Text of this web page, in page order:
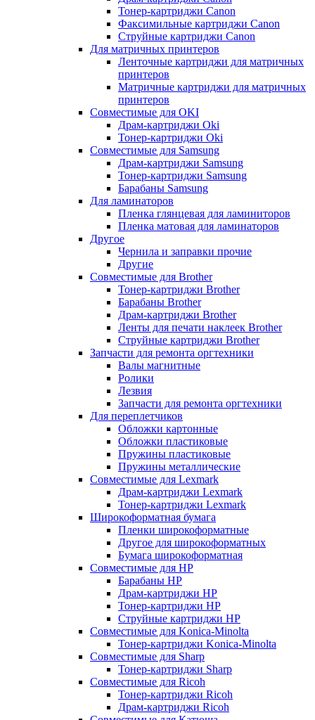
Тонер-картриджи Canon
Факсимильные картриджи Canon
Струйные картриджи Canon
Для матричных принтеров
Ленточные картриджи для матричных
принтеров
Матричные картриджи для матричных
принтеров
Совместимые для OKI
Драм-картриджи Oki
Тонер-картриджи Oki
Совместимые для Samsung
Драм-картриджи Samsung
Тонер-картриджи Samsung
Барабаны Samsung
Для ламинаторов
Пленка глянцевая для ламиниторов
Пленка матовая для ламинаторов
Другое
Чернила и заправки прочие
Другие
Совместимые для Brother
Тонер-картриджи Brother
Барабаны Brother
Драм-картриджи Brother
Ленты для печати наклеек Brother
Струйные картриджи Brother
Запчасти для ремонта оргтехники
Валы магнитные
Ролики
Лезвия
Запчасти для ремонта оргтехники
Для переплетчиков
Обложки картонные
Обложки пластиковые
Пружины пластиковые
Пружины металлические
Совместимые для Lexmark
Драм-картриджи Lexmark
Тонер-картриджи Lexmark
Широкоформатная бумага
Пленки широкоформатные
Другое для широкоформатных
Бумага широкоформатная
Совместимые для HP
Барабаны HP
Драм-картриджи HP
Тонер-картриджи HP
Струйные картриджи HP
Совместимые для Konica-Minolta
Тонер-картриджи Konica-Minolta
Совместимые для Sharp
Тонер-картриджи Sharp
Совместимые для Ricoh
Тонер-картриджи Ricoh
Драм-картриджи Ricoh